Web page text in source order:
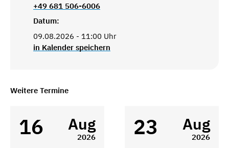
+49 681 506-6006
Datum:
09.08.2026 - 11:00 Uhr
in Kalender speichern
Weitere Termine
16 Aug
2026
23 Aug
2026